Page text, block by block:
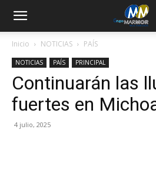
Inicio NOTICIAS PAÍS
NOTICIAS PAÍS PRINCIPAL
Continuarán las
fuertes en
4 julio, 2025